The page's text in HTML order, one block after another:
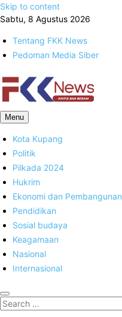
Skip to content
Sabtu, 8 Agustus 2026
Tentang FKK News
Pedoman Media Siber
FKK News
Menu
Kota Kupang
Politik
Pilkada 2024
Hukrim
Ekonomi dan Pembangunan
Pendidikan
Sosial budaya
Keagamaan
Nasional
Internasional